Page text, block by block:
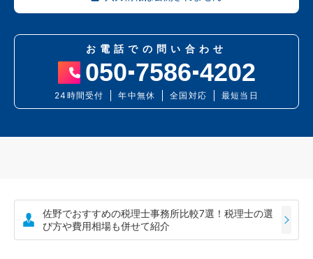
お電話での問い合わせ
050 7586 4202
24時間受付 年中無休 全国対応 最短当日
佐野でおすすめの税理士事務所比較7選！税理士の選
び方や費用相場も併せて紹介